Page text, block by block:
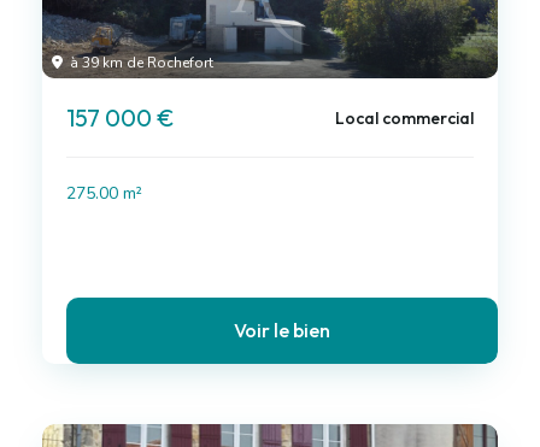
à 39 km de Rochefort
157 000 € Local commercial
275.00 m²
Voir le bien